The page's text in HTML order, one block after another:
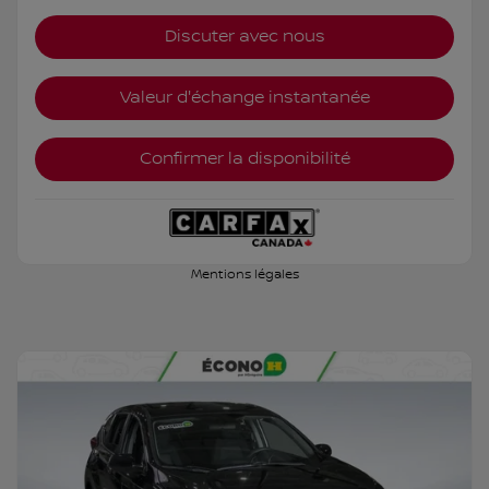
Discuter avec nous
Valeur d'échange instantanée
Confirmer la disponibilité
Mentions légales